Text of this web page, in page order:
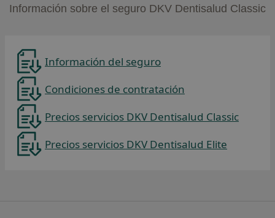
Información sobre el seguro DKV Dentisalud Classic
Información del seguro
Condiciones de contratación
Precios servicios DKV Dentisalud Classic
Precios servicios DKV Dentisalud Elite